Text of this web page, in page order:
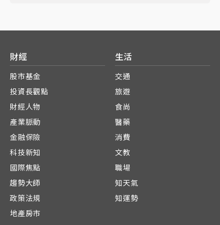
財經
股市基金
投資長觀點
財經人物
產業脈動
金融保險
科技新知
國際焦點
趨勢大師
政策法規
地產房市
生活
交通
旅遊
食尚
醫藥
消費
文教
職場
知天氣
知運勢